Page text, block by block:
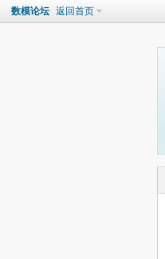
数模论坛 返回首页